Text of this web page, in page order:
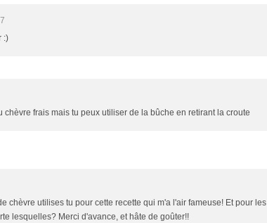
:)
chèvre frais mais tu peux utiliser de la bûche en retirant la croute
chèvre utilises tu pour cette recette qui m'a l'air fameuse! Et pour les
lesquelles? Merci d'avance, et hâte de goûter!!